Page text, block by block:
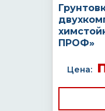
ПРОФ»
Цена: